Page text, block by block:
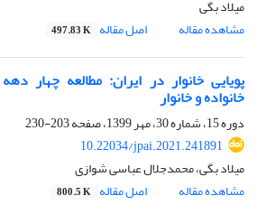
میلاد بگی
مشاهده مقاله
اصل مقاله 497.83 K
پویایی خانوار در ایران: مطالعه چهار
خانواده و خانوار
دوره 15، شماره 30، مهر 1399، صفحه
203-230
10.22034/jpai.2021.241891
میلاد بگی، محمدجلال عباسی شوازی
مشاهده مقاله
اصل مقاله 800.5 K